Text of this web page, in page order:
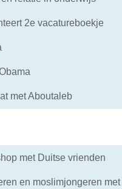
2e vacatureboekje
met Aboutaleb
met Duitse vrienden
en moslimjongeren